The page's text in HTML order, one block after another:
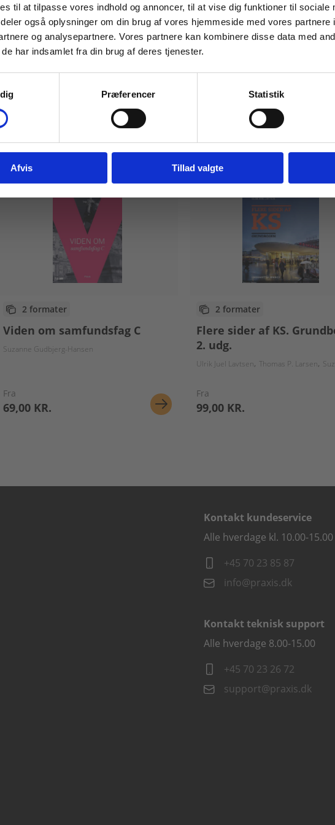
til at tilpasse vores indhold og annoncer, til at vise dig funktioner til sociale
også oplysninger om din brug af vores hjemmeside med vores partnere
og analysepartnere. Vores partnere kan kombinere disse data med
har indsamlet fra din brug af deres tjenester.
Præferencer Statistik
Afvis Tillad valgte
2 formater
Viden om samfundsfag C
Suzanne Gudbjerg-Hansen
Fra
69,00 KR.
2 formater
Flere sider af KS.
2. udg.
Ulrik Juel Lavtsen Thomas P. Larsen Suzanne
Fra
99,00 KR.
Kontakt kundeservice
Alle hverdage kl. 10.00-15.00
+45 70 23 85 87
info@praxis.dk
Kontakt teknisk support
Alle hverdage 8.00-15.00
+45 70 23 26 72
support@praxis.dk
For institutioner og
virksomheder. Du får
vist priser ekskl. moms.
Tilgå